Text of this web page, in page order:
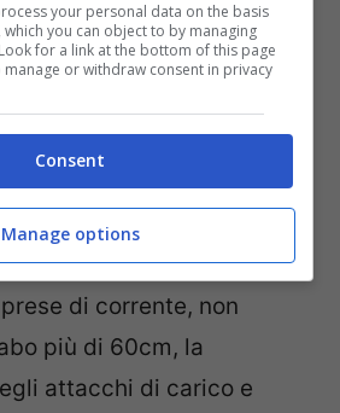
è quella di creare un
, dove poter anche
Non è necessaria la
finestra, basta solo un
preventivare la
di corrente, non
più di 60cm, la
attacchi di carico e
your personal data on the basis
you can object to by managing
for a link at the bottom of this page
or withdraw consent in privacy
Consent
Manage options